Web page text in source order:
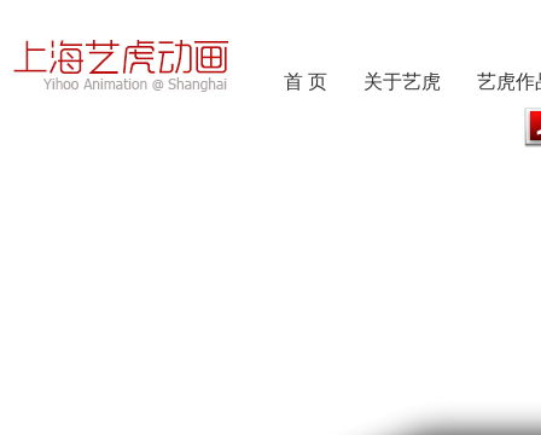
首 页 关于艺虎 艺虎作